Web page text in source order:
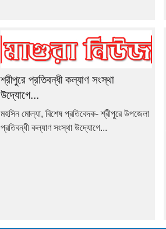
শ্রীপুরে প্রতিবন্ধী কল্যাণ সংস্থা
উদ্যোগে...
মহসিন মোল্যা, বিশেষ প্রতিবেদক- শ্রীপুরে উপজেলা
প্রতিবন্ধী কল্যাণ সংস্থা উদ্যোগে...